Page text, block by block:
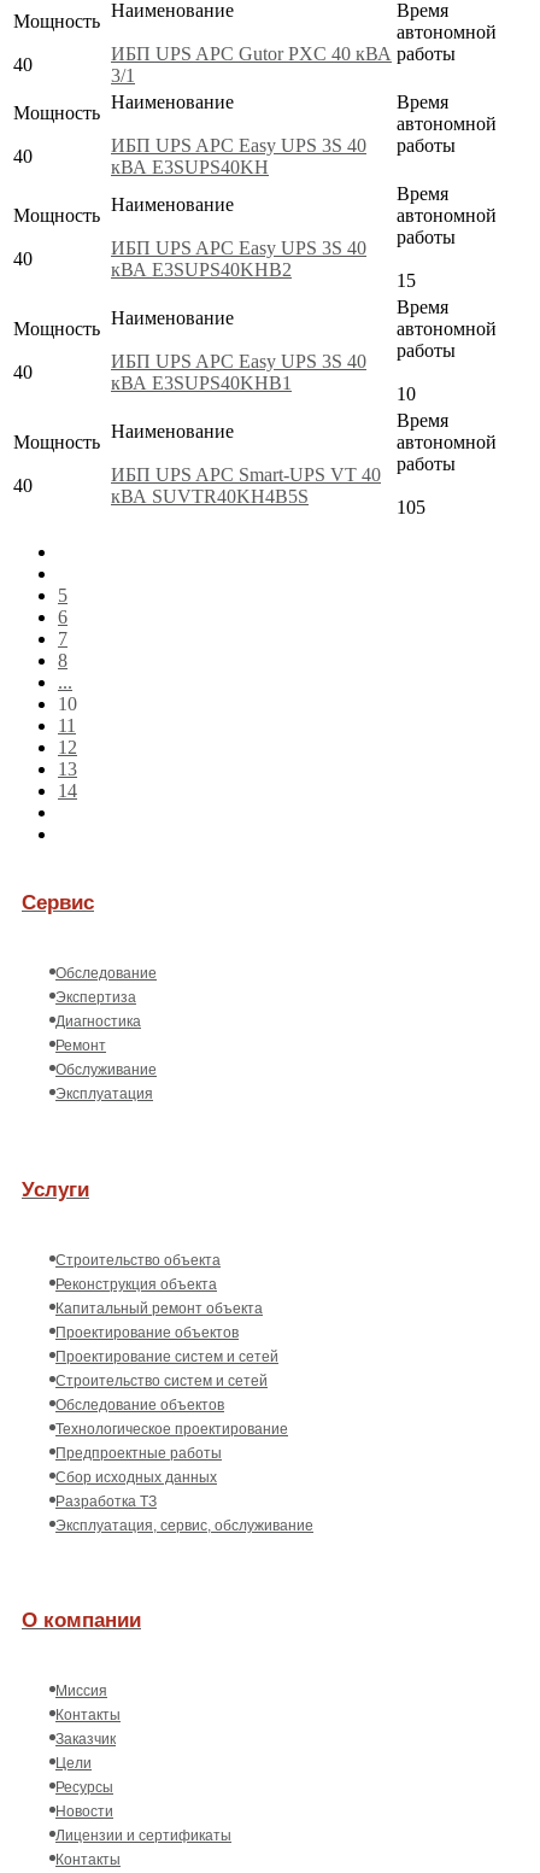
Мощность
40
Наименование
ИБП UPS APC Gutor PXC 40 кВА
3/1
Время
автономной
работы
Мощность
40
Наименование
ИБП UPS APC Easy UPS 3S 40
кВА E3SUPS40KH
Время
автономной
работы
Мощность
40
Наименование
ИБП UPS APC Easy UPS 3S 40
кВА E3SUPS40KHB2
Время
автономной
работы
15
Мощность
40
Наименование
ИБП UPS APC Easy UPS 3S 40
кВА E3SUPS40KHB1
Время
автономной
работы
10
Мощность
40
Наименование
ИБП UPS APC Smart-UPS VT 40
кВА SUVTR40KH4B5S
Время
автономной
работы
105
5
6
7
8
...
10
11
12
13
14
Сервис
Обследование
Экспертиза
Диагностика
Ремонт
Обслуживание
Эксплуатация
Услуги
Строительство объекта
Реконструкция объекта
Капитальный ремонт объекта
Проектирование объектов
Проектирование систем и сетей
Строительство систем и сетей
Обследование объектов
Технологическое проектирование
Предпроектные работы
Сбор исходных данных
Разработка ТЗ
Эксплуатация, сервис, обслуживание
О компании
Миссия
Контакты
Заказчик
Цели
Ресурсы
Новости
Лицензии и сертификаты
Контакты